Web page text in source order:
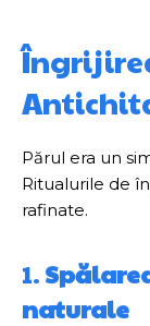
Părul era un
Ritualurile de
rafinate.
1.
naturale